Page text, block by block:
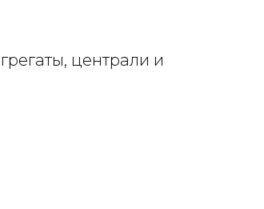
централи и